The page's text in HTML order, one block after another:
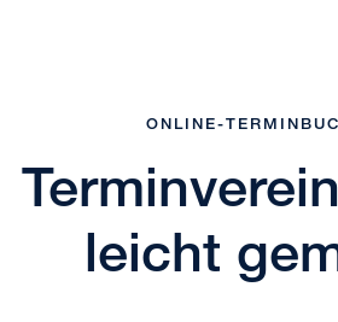
ONLINE-
leicht